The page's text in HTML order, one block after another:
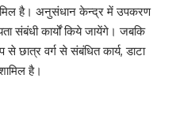
है। अनुसंधान केन्द्र में उपकरण
संबंधी कार्यों किये जायेंगे। जबकि
छात्र वर्ग से संबंधित कार्य, डाटा
है।